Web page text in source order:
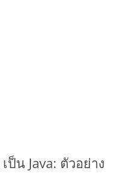
ป็น Java: ตัวอย่าง